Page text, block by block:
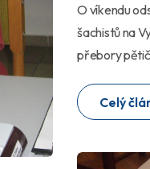
O víkendu
šachistů na
přebory
Celý